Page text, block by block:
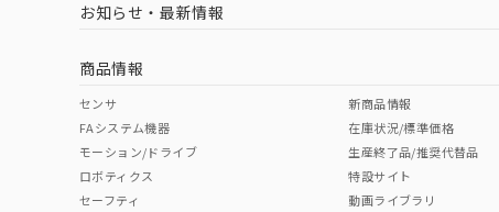
お知らせ・最新情報
商品情報
センサ
FAシステム機器
モーション/ドライブ
ロボティクス
セーフティ
新商品情報
在庫状況/標準価格
生産終了品/推奨代替品
特設サイト
動画ライブラリ